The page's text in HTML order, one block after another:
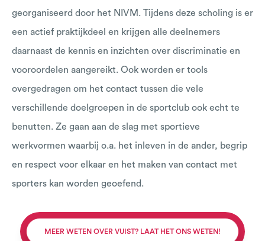
georganiseerd door het NIVM. Tijdens deze scholing is er
een actief praktijkdeel en krijgen alle deelnemers
daarnaast de kennis en inzichten over discriminatie en
vooroordelen aangereikt. Ook worden er tools
overgedragen om het contact tussen die vele
verschillende doelgroepen in de sportclub ook echt te
benutten. Ze gaan aan de slag met sportieve
werkvormen waarbij o.a. het inleven in de ander, begrip
en respect voor elkaar en het maken van contact met
sporters kan worden geoefend.
MEER WETEN OVER VUIST? LAAT HET ONS WETEN!